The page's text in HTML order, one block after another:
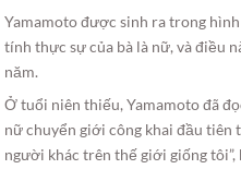
Yamamoto được sinh ra trong
tính thực sự của bà là nữ, và điều
năm.
Ở tuổi niên thiếu, Yamamoto đã
nữ chuyển giới công khai đầu tiên
người khác trên thế giới giống